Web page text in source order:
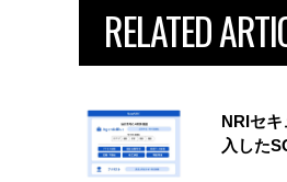
RELATED
NRIセ
入した